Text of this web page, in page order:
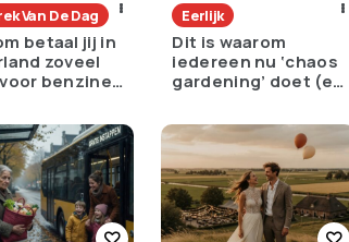
Van De Dag
betaal jij in
zoveel
benzine
Eerlijk
Dit is waarom
iedereen nu ‘chaos
gardening’ doet (en